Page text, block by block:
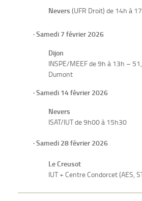
Nevers (UFR Droit) de 14h à
· Samedi 7 février 2026
Dijon
INSPE/MEEF de 9h à 13h –
Dumont
· Samedi 14 février 2026
Nevers
ISAT/IUT de 9h00 à 15h30
· Samedi 28 février 2026
Le Creusot
IUT + Centre Condorcet (AES,